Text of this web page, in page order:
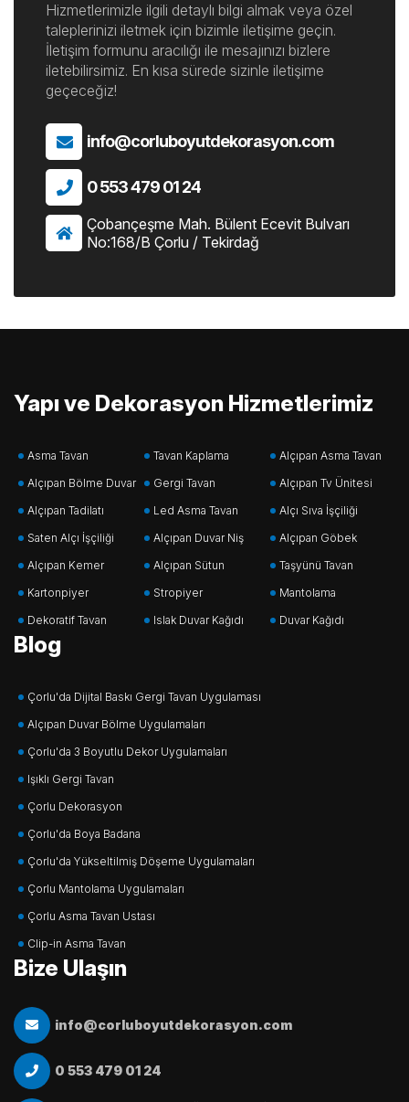
Hizmetlerimizle ilgili detaylı bilgi almak veya özel
taleplerinizi iletmek için bizimle iletişime geçin.
İletişim formunu aracılığı ile mesajınızı bizlere
iletebilirsimiz. En kısa sürede sizinle iletişime
geçeceğiz!
info@corluboyutdekorasyon.com
0 553 479 01 24
Çobançeşme Mah. Bülent Ecevit Bulvarı
No:168/B Çorlu / Tekirdağ
Yapı ve Dekorasyon Hizmetlerimiz
Asma Tavan Tavan Kaplama
Alçıpan Asma Tavan
Alçıpan Bölme Duvar
Gergi Tavan
Alçıpan Tv Ünitesi
Alçıpan Tadilatı
Led Asma Tavan
Alçı Sıva İşçiliği
Saten Alçı İşçiliği
Alçıpan Duvar Niş
Alçıpan Göbek
Alçıpan Kemer
Alçıpan Sütun
Taşyünü Tavan
Kartonpiyer
Stropiyer
Mantolama
Dekoratif Tavan
Islak Duvar Kağıdı Duvar Kağıdı
Blog
Çorlu'da Dijital Baskı Gergi Tavan Uygulaması
Alçıpan Duvar Bölme Uygulamaları
Çorlu'da 3 Boyutlu Dekor Uygulamaları
Işıklı Gergi Tavan
Çorlu Dekorasyon
Çorlu'da Boya Badana
Çorlu'da Yükseltilmiş Döşeme Uygulamaları
Çorlu Mantolama Uygulamaları
Çorlu Asma Tavan Ustası
Clip-in Asma Tavan
Bize Ulaşın
info@corluboyutdekorasyon.com
0 553 479 01 24